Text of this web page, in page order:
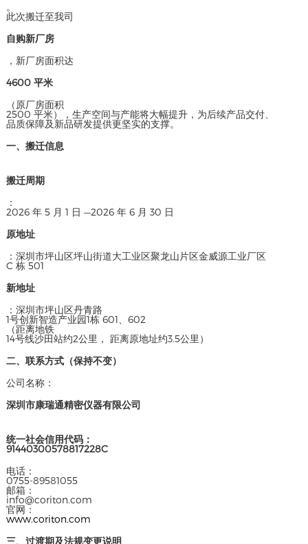
。
此次搬迁至我司
自购新厂房
，新厂房面积达
4600 平米
（原厂房面积
2500 平米），生产空间与产能将大幅提升，为后续产品交付、
品质保障及新品研发提供更坚实的支撑。
一、搬迁信息
搬迁周期
：
2026 年 5 月 1 日 —2026 年 6 月 30 日
原地址
：深圳市坪山区坪山街道大工业区聚龙山片区金威源工业厂区
C 栋 501
新地址
：深圳市坪山区丹青路
1号创新智造产业园1栋 601、602
（距离地铁
14号线沙田站约2公里， 距离原地址约3.5公里）
二、联系方式（保持不变）
公司名称：
深圳市康瑞通精密仪器有限公司
统一社会信用代码：
91440300578817228C
电话：
0755-89581055
邮箱：
info@coriton.com
官网：
www.coriton.com
三、过渡期及法规变更说明